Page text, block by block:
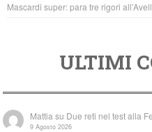
Mascardi super: para tre rigori
ULTIMI
Mattia su Due reti nel test alla
9 Agosto 2026